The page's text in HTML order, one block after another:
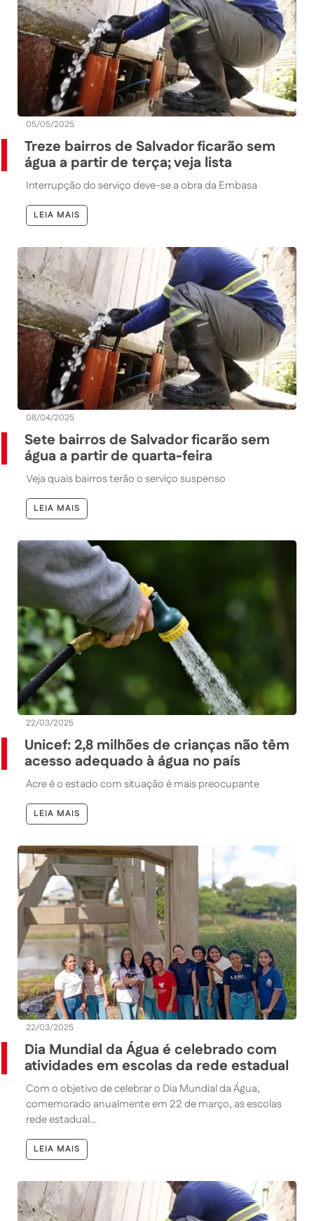
05/05/2025
Treze bairros de Salvador ficarão sem
água a partir de terça; veja lista
Interrupção do serviço deve-se a obra da Embasa
LEIA MAIS
08/04/2025
Sete bairros de Salvador ficarão sem
água a partir de quarta-feira
Veja quais bairros terão o serviço suspenso
LEIA MAIS
22/03/2025
Unicef: 2,8 milhões de crianças não têm
acesso adequado à água no país
Acre é o estado com situação é mais preocupante
LEIA MAIS
22/03/2025
Dia Mundial da Água é celebrado com
atividades em escolas da rede estadual
Com o objetivo de celebrar o Dia Mundial da Água,
comemorado anualmente em 22 de março, as escolas
rede estadual…
LEIA MAIS